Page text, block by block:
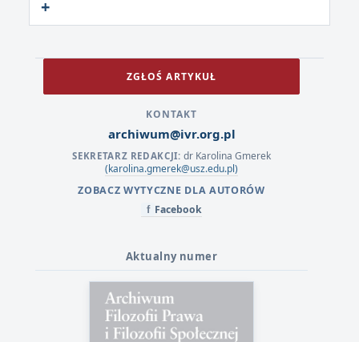
ZGŁOŚ ARTYKUŁ
KONTAKT
archiwum@ivr.org.pl
SEKRETARZ REDAKCJI: dr Karolina Gmerek
(karolina.gmerek@usz.edu.pl)
ZOBACZ WYTYCZNE DLA AUTORÓW
f Facebook
Aktualny numer